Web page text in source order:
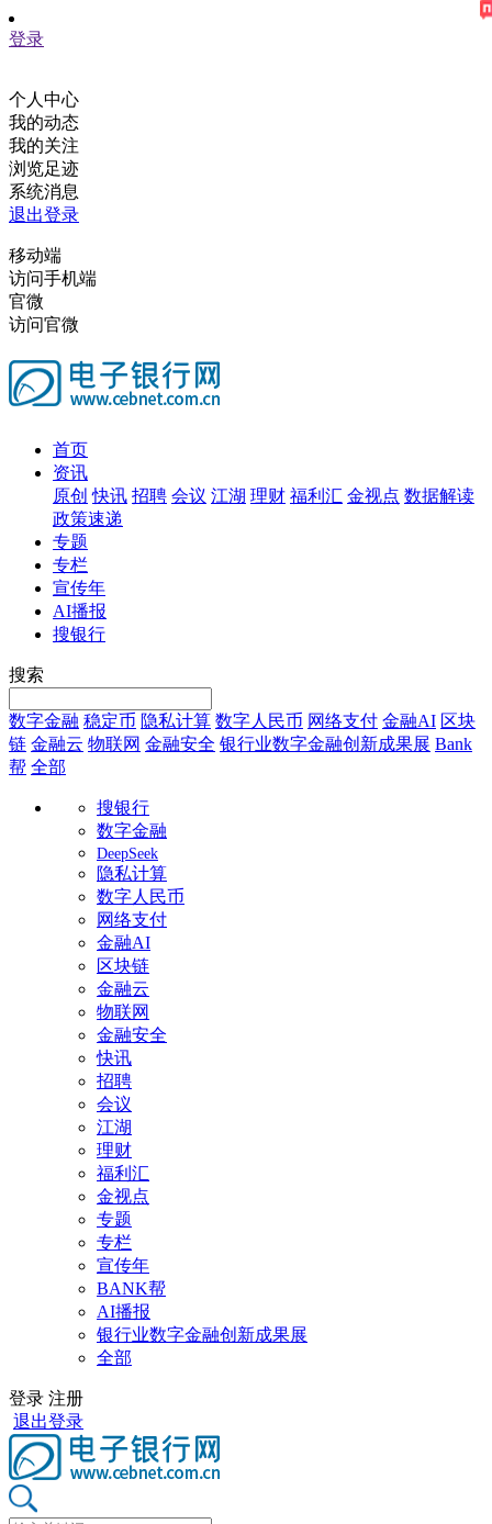
登录
个人中心
我的动态
我的关注
浏览足迹
系统消息
退出登录
移动端
访问手机端
官微
访问官微
首页
资讯
原创 快讯 招聘 会议 江湖 理财 福利汇 金视点 数据解读
政策速递
专题
专栏
宣传年
AI播报
搜银行
搜索
数字金融 稳定币 隐私计算 数字人民币 网络支付 金融AI 区块
链 金融云 物联网 金融安全 银行业数字金融创新成果展 Bank
帮 全部
搜银行
数字金融
DeepSeek
隐私计算
数字人民币
网络支付
金融AI
区块链
金融云
物联网
金融安全
快讯
招聘
会议
江湖
理财
福利汇
金视点
专题
专栏
宣传年
BANK帮
AI播报
银行业数字金融创新成果展
全部
登录 注册
退出登录